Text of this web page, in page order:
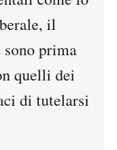
il
prima
quelli dei
di tutelarsi